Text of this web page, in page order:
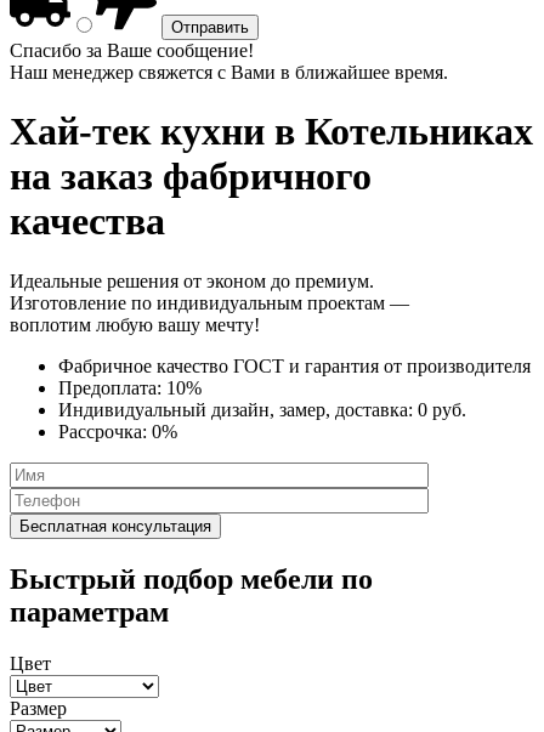
Спасибо за Ваше сообщение!
Наш менеджер свяжется с Вами в ближайшее время.
Хай-тек кухни в Котельниках
на заказ фабричного
качества
Идеальные решения от эконом до премиум.
Изготовление по индивидуальным проектам —
воплотим любую вашу мечту!
Фабричное качество ГОСТ и гарантия от производителя
Предоплата: 10%
Индивидуальный дизайн, замер, доставка: 0 руб.
Рассрочка: 0%
Быстрый подбор мебели по
параметрам
Цвет
Размер